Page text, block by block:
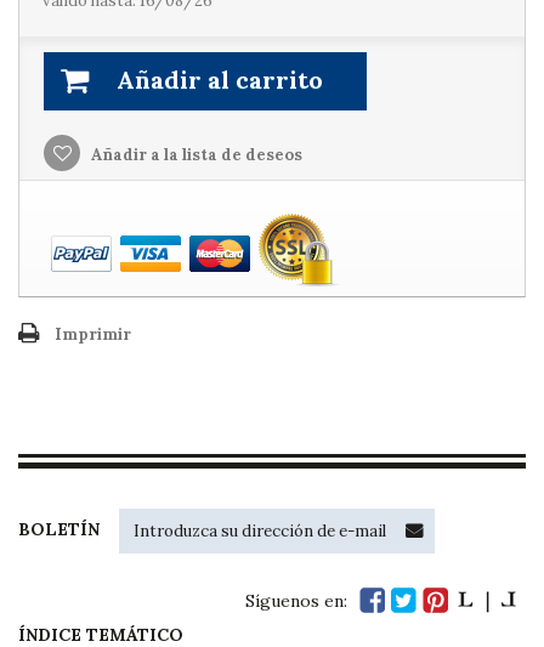
Añadir al carrito
Añadir a la lista de deseos
Imprimir
BOLETÍN
Síguenos en:
ÍNDICE TEMÁTICO